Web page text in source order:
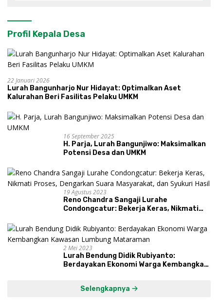
Profil Kepala Desa
22 Januari 2026
Lurah Bangunharjo Nur Hidayat: Optimalkan Aset
Kalurahan Beri Fasilitas Pelaku UMKM
16 September 2025
H. Parja, Lurah Bangunjiwo: Maksimalkan
Potensi Desa dan UMKM
19 Agustus 2023
Reno Chandra Sangaji Lurahe
Condongcatur: Bekerja Keras, Nikmati
dan Syukuri Hasil
2 Mei 2023
Lurah Bendung Didik Rubiyanto:
Berdayakan Ekonomi Warga Kembangkan
Selengkapnya